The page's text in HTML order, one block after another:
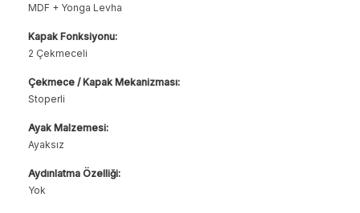
MDF + Yonga Levha
Kapak Fonksiyonu:
2 Çekmeceli
Çekmece / Kapak Mekanizması:
Stoperli
Ayak Malzemesi:
Ayaksız
Aydınlatma Özelliği:
Yok